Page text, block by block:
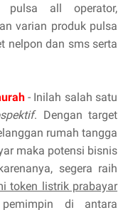
pulsa all operator,
varian produk pulsa
nelpon dan sms serta
- Inilah salah satu
. Dengan target
rumah tangga
maka potensi bisnis
segera raih
token listrik prabayar
di antara